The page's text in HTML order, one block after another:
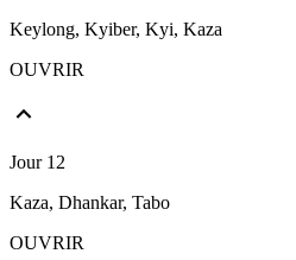
Keylong, Kyiber, Kyi, Kaza
OUVRIR
Jour 12
Kaza, Dhankar, Tabo
OUVRIR